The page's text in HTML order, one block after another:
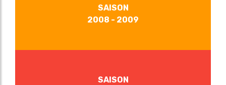
SAISON
2008 - 2009
SAISON